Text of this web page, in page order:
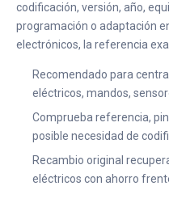
codificación, versión, año,
programación o adaptación
electrónicos, la referencia
Recomendado para
eléctricos, mandos,
Comprueba referencia,
posible necesidad de
Recambio original
eléctricos con ahorro